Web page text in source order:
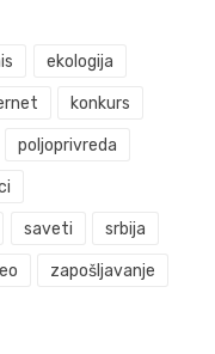
ekologija
konkurs
poljoprivreda
saveti srbija
zapošljavanje